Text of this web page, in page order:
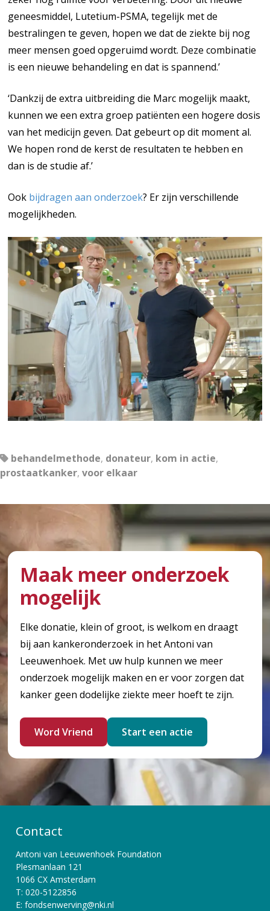
geneesmiddel, Lutetium-PSMA, tegelijk met de
bestralingen te geven, hopen we dat de ziekte bij nog
meer mensen goed opgeruimd wordt. Deze combinatie
is een nieuwe behandeling en dat is spannend.’
‘Dankzij de extra uitbreiding die Marc mogelijk maakt,
kunnen we een extra groep patiënten een hogere dosis
van het medicijn geven. Dat gebeurt op dit moment al.
We hopen rond de kerst de resultaten te hebben en
dan is de studie af.’
Ook bijdragen aan onderzoek? Er zijn verschillende
mogelijkheden.
behandelmethode, donateur, kom in actie,
prostaatkanker, voor elkaar
Maak meer onderzoek
mogelijk
Elke donatie, klein of groot, is welkom en draagt
bij aan kankeronderzoek in het Antoni van
Leeuwenhoek. Met uw hulp kunnen we meer
onderzoek mogelijk maken en er voor zorgen dat
kanker geen dodelijke ziekte meer hoeft te zijn.
Word Vriend Start een actie
Contact
Antoni van Leeuwenhoek Foundation
Plesmanlaan 121
1066 CX Amsterdam
T: 020-5122856
E: fondsenwerving@nki.nl